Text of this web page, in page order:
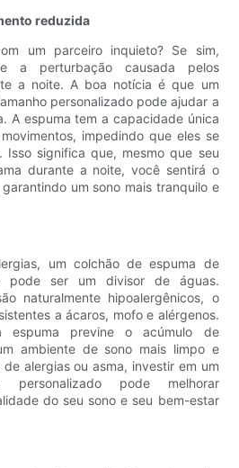
reduzida
um parceiro inquieto? Se sim,
a perturbação causada pelos
a noite. A boa notícia é que um
personalizado pode ajudar a
A espuma tem a capacidade única
impedindo que eles se
Isso significa que, mesmo que seu
durante a noite, você sentirá o
um sono mais tranquilo e
um colchão de espuma de
pode ser um divisor de águas.
naturalmente hipoalergênicos, o
a ácaros, mofo e alérgenos.
espuma previne o acúmulo de
ambiente de sono mais limpo e
alergias ou asma, investir em um
pode melhorar
do seu sono e seu bem-estar